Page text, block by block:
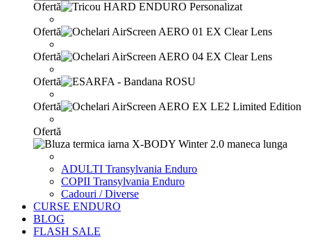
Ofertă
Ofertă
Ofertă
Ofertă
Ofertă
Ofertă
ADULTI Transylvania Enduro
COPII Transylvania Enduro
Cadouri / Diverse
CURSE ENDURO
BLOG
FLASH SALE